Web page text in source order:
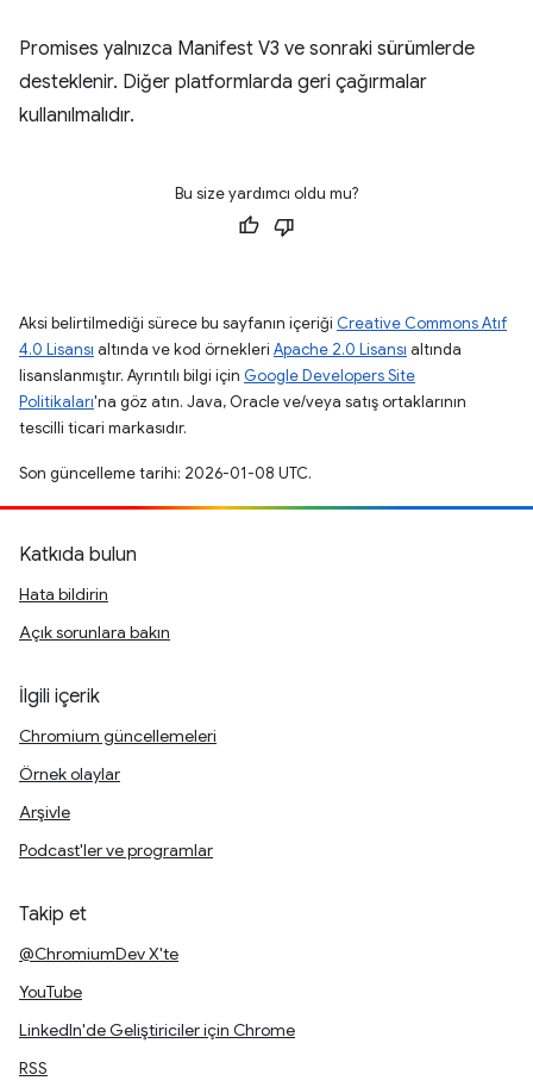
Promises yalnızca Manifest V3 ve sonraki sürümlerde
desteklenir. Diğer platformlarda geri çağırmalar
kullanılmalıdır.
Bu size yardımcı oldu mu?
Aksi belirtilmediği sürece bu sayfanın içeriği Creative Commons Atıf
4.0 Lisansı altında ve kod örnekleri Apache 2.0 Lisansı altında
lisanslanmıştır. Ayrıntılı bilgi için Google Developers Site
Politikaları'na göz atın. Java, Oracle ve/veya satış ortaklarının
tescilli ticari markasıdır.
Son güncelleme tarihi: 2026-01-08 UTC.
Katkıda bulun
Hata bildirin
Açık sorunlara bakın
İlgili içerik
Chromium güncellemeleri
Örnek olaylar
Arşivle
Podcast'ler ve programlar
Takip et
@ChromiumDev X'te
YouTube
LinkedIn'de Geliştiriciler için Chrome
RSS